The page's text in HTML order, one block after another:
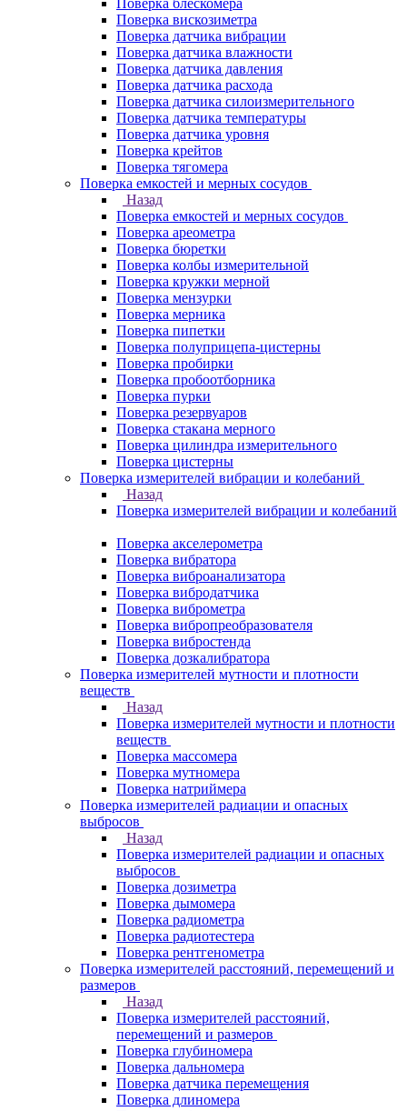
Поверка блескомера
Поверка вискозиметра
Поверка датчика вибрации
Поверка датчика влажности
Поверка датчика давления
Поверка датчика расхода
Поверка датчика силоизмерительного
Поверка датчика температуры
Поверка датчика уровня
Поверка крейтов
Поверка тягомера
Поверка емкостей и мерных сосудов
Назад
Поверка емкостей и мерных сосудов
Поверка ареометра
Поверка бюретки
Поверка колбы измерительной
Поверка кружки мерной
Поверка мензурки
Поверка мерника
Поверка пипетки
Поверка полуприцепа-цистерны
Поверка пробирки
Поверка пробоотборника
Поверка пурки
Поверка резервуаров
Поверка стакана мерного
Поверка цилиндра измерительного
Поверка цистерны
Поверка измерителей вибрации и колебаний
Назад
Поверка измерителей вибрации и колебаний
Поверка акселерометра
Поверка вибратора
Поверка виброанализатора
Поверка вибродатчика
Поверка виброметра
Поверка вибропреобразователя
Поверка вибростенда
Поверка дозкалибратора
Поверка измерителей мутности и плотности
веществ
Назад
Поверка измерителей мутности и плотности
веществ
Поверка массомера
Поверка мутномера
Поверка натриймера
Поверка измерителей радиации и опасных
выбросов
Назад
Поверка измерителей радиации и опасных
выбросов
Поверка дозиметра
Поверка дымомера
Поверка радиометра
Поверка радиотестера
Поверка рентгенометра
Поверка измерителей расстояний, перемещений и
размеров
Назад
Поверка измерителей расстояний,
перемещений и размеров
Поверка глубиномера
Поверка дальномера
Поверка датчика перемещения
Поверка длиномера